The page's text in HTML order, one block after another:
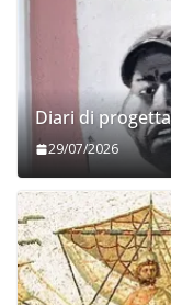
Diari di
29/07/2026